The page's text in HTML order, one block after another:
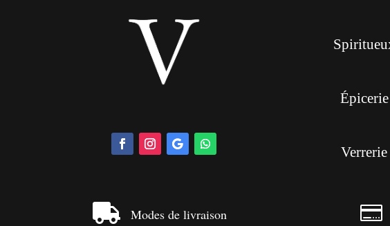
Épicerie
Verrerie
 Modes de livraison 